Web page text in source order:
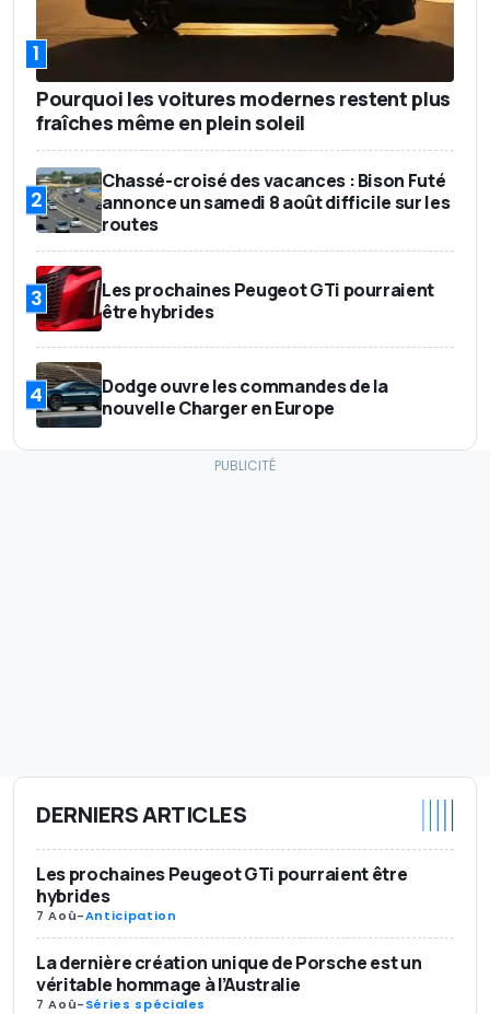
1
Pourquoi les voitures modernes restent plus
fraîches même en plein soleil
2
Chassé-croisé des vacances : Bison Futé
annonce un samedi 8 août difficile sur les
routes
3
Les prochaines Peugeot GTi pourraient
être hybrides
4
Dodge ouvre les commandes de la
nouvelle Charger en Europe
DERNIERS ARTICLES
Les prochaines Peugeot GTi pourraient être
hybrides
7 Aoû-Anticipation
La dernière création unique de Porsche est un
véritable hommage à l’Australie
7 Aoû-Séries spéciales